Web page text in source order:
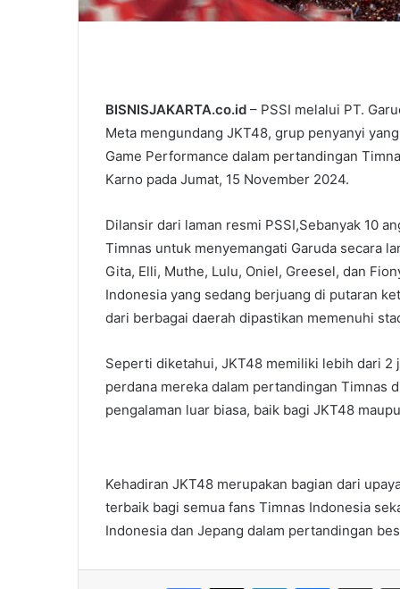
BISNISJAKARTA.co.id – PSSI melalui PT.
Meta mengundang JKT48, grup penyanyi
Game Performance dalam pertandingan
Karno pada Jumat, 15 November 2024.
Dilansir dari laman resmi PSSI,Sebanyak 10
Timnas untuk menyemangati Garuda secara
Gita, Elli, Muthe, Lulu, Oniel, Greesel, dan
Indonesia yang sedang berjuang di putaran
dari berbagai daerah dipastikan memenuhi
Seperti diketahui, JKT48 memiliki lebih dari 2
perdana mereka dalam pertandingan Timnas
pengalaman luar biasa, baik bagi JKT48
Kehadiran JKT48 merupakan bagian dari
terbaik bagi semua fans Timnas Indonesia
Indonesia dan Jepang dalam pertandingan